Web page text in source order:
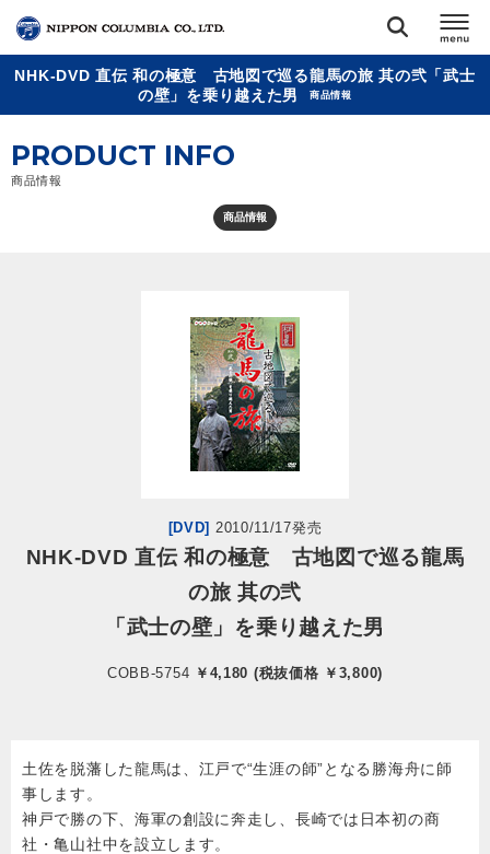
閉じる
TOP
リリース
お問い合わせ
NHK-DVD 直伝 和の極意 古地図で巡る龍馬の旅 其の弐「武士
の壁」を乗り越えた男
商品情報
PRODUCT INFO
商品情報
商品情報
[DVD] 2010/11/17発売
NHK-DVD 直伝 和の極意 古地図で巡る龍馬
の旅 其の弐
「武士の壁」を乗り越えた男
COBB-5754 ￥4,180 (税抜価格 ￥3,800)
土佐を脱藩した龍馬は、江戸で“生涯の師”となる勝海舟に師
事します。
神戸で勝の下、海軍の創設に奔走し、長崎では日本初の商
社・亀山社中を設立します。